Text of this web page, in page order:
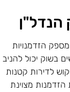
הזדמנויות
בשוק יכול להניב
לדירות קטנות
הזדמנות מצוינת